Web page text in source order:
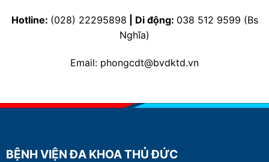
Hotline: (028) 22295898 | Di động: 038 512 9599 (Bs
Nghĩa)
Email: phongcdt@bvdktd.vn
BỆNH VIỆN ĐA KHOA THỦ ĐỨC